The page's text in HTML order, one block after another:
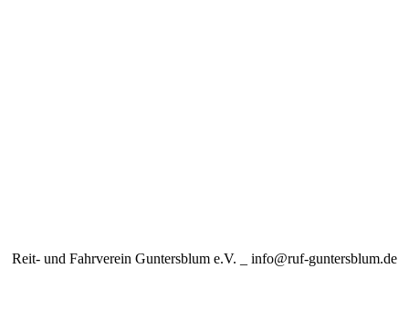
Reit- und Fahrverein Guntersblum e.V. _ info@ruf-guntersblum.de